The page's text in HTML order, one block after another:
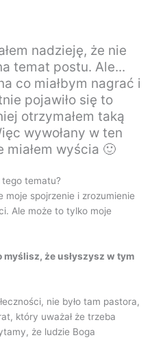
nadzieję, że nie
temat postu. Ale...
co miałbym nagrać i
pojawiło się to
otrzymałem taką
wywołany w ten
wyścia 🙂
tego tematu?
moje spojrzenie i zrozumienie
Ale może to tylko moje
myślisz, że usłyszysz w tym
nie było tam pastora,
który uważał że trzeba
że ludzie Boga